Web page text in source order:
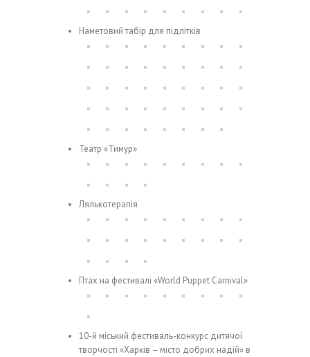
Наметовий табір для підлітків
Театр «Тимур»
Лялькотерапія
Птах на фестивалі «World Puppet Carnival»
10-й міський фестиваль-конкурс дитячої
творчості «Харків – місто добрих надій» в